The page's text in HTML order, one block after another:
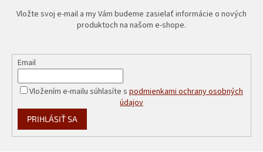
Vložte svoj e-mail a my Vám budeme zasielať informácie o nových
produktoch na našom e-shope.
Email
Vložením e-mailu súhlasíte s podmienkami ochrany osobných
údajov
PRIHLÁSIŤ SA